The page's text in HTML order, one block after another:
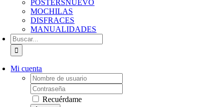
POSTERSNUEVO
MOCHILAS
DISFRACES
MANUALIDADES
Buscar:
Mi cuenta
Username:
Password:
Recuérdame